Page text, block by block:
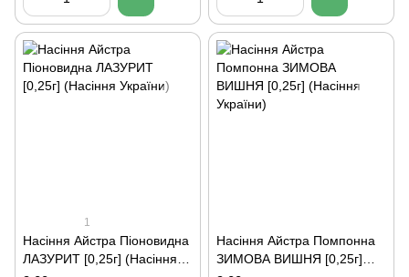
1
Насіння Айстра Піоновидна
ЛАЗУРИТ [0,25г] (Насіння
Насіння Айстра Помпонна
ЗИМОВА ВИШНЯ [0,25г]